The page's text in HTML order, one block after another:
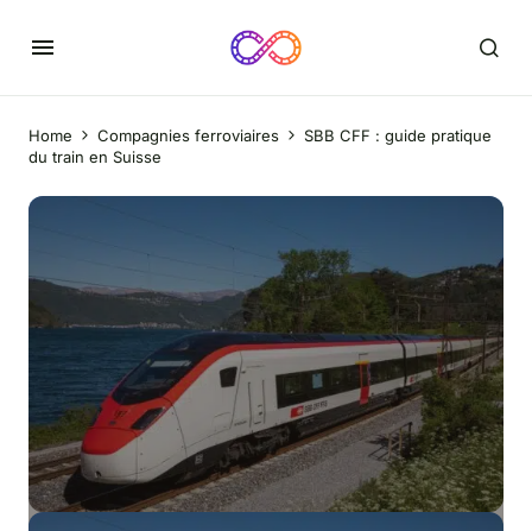
Home Compagnies ferroviaires
SBB CFF : guide pratique
du train en Suisse